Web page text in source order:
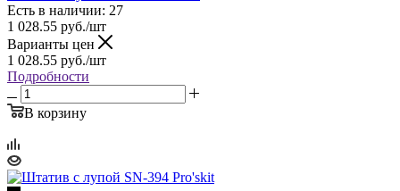
Есть в наличии: 27
1 028.55 руб./шт
Варианты цен
1 028.55 руб./шт
Подробности
В корзину